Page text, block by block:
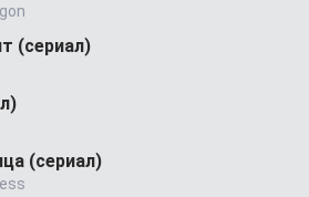
(сериал)
(сериал)